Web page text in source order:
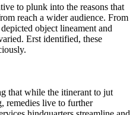
to plunk into the reasons that
reach a wider audience. From
object lineament and
Erst identified, these
that while the itinerant to jut
remedies live to further